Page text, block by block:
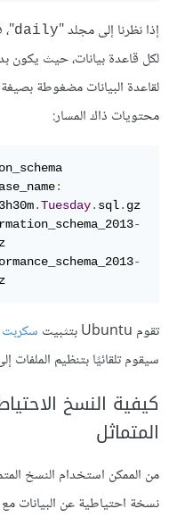
إذا نظرنا إلى مجلد "daily"،
لكل قاعدة بيانات، حيث يكون
لقاعدة البيانات مضغوطة بصيغة
محتويات ذاك المسار:
:
.Tuesday. sql.
-
-
تقوم Ubuntu بتثبيت سكربت cron
سيقوم تلقائيًا بتنظيم الملفات
كيفية النسخ
المتماثل
نسخة احتياطية عن البيانات